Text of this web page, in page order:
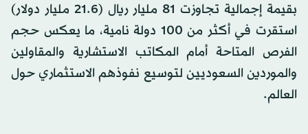
بقيمة إجمالية تجاوزت 81 مليار ريال (21.6 مليار دولار)
استقرت في أكثر من 100 دولة نامية، ما يعكس حجم
الفرص المتاحة أمام المكاتب الاستشارية والمقاولين
والموردين السعوديين لتوسيع نفوذهم الاستثماري حول
العالم.